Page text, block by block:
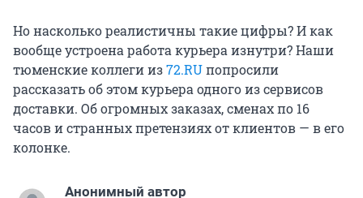
Но насколько реалистичны такие цифры? И как
вообще устроена работа курьера изнутри? Наши
тюменские коллеги из72.RUпопросили
рассказать об этом курьера одного из сервисов
доставки. Об огромных заказах, сменах по 16
часов и странных претензиях от клиентов — в его
колонке.
Анонимный автор